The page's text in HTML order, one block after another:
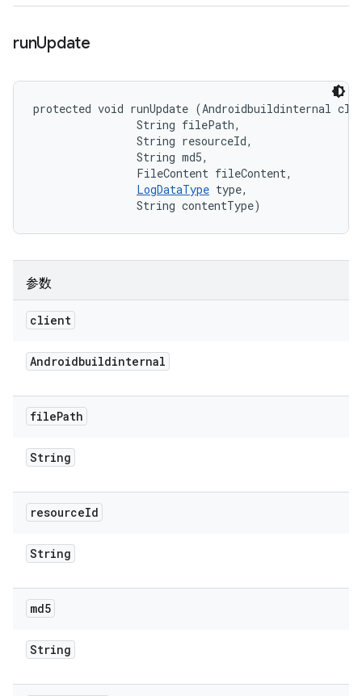
runUpdate
protected void runUpdate (Androidbuildinternal
                String filePath,
                String resourceId,
                String md5,
                FileContent fileContent,
LogDataType type,
                String contentType)
参数
client
Androidbuildinternal
filePath
String
resourceId
String
md5
String